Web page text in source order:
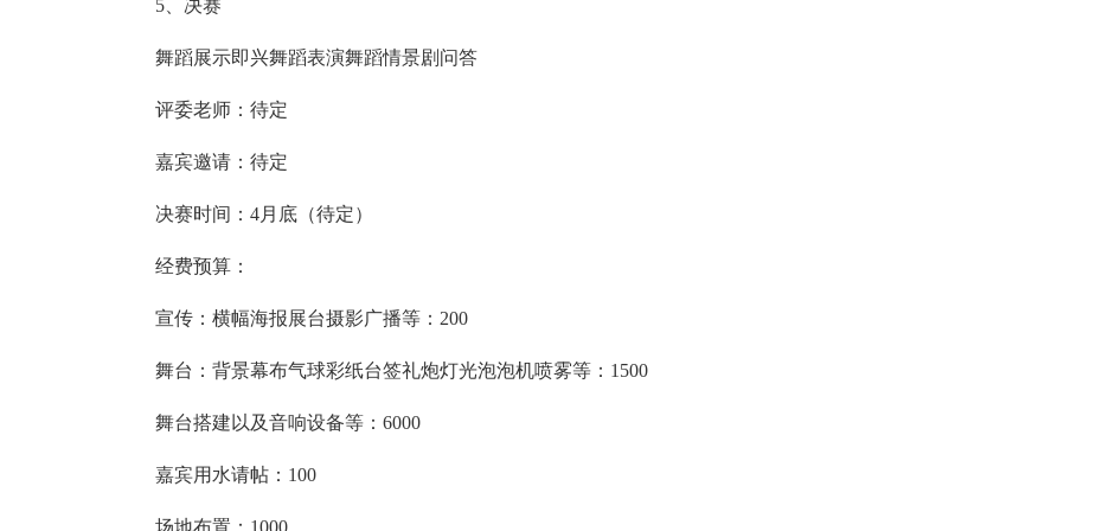
5、决赛
舞蹈展示即兴舞蹈表演舞蹈情景剧问答
评委老师：待定
嘉宾邀请：待定
决赛时间：4月底（待定）
经费预算：
宣传：横幅海报展台摄影广播等：200
舞台：背景幕布气球彩纸台签礼炮灯光泡泡机喷雾等：1500
舞台搭建以及音响设备等：6000
嘉宾用水请帖：100
场地布置：1000